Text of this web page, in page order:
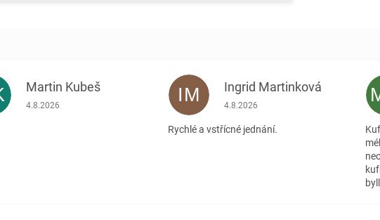
Martin Kubeš
Hodnocení obchodu je 5 z 5 hvězdiček.
4.8.2026 IM Ingrid Martinková
Hodnocení obchodu je 5 z 5
4.8.2026
Rychlé a vstřícné jednání.